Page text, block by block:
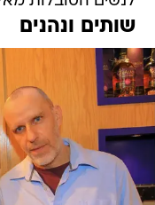
שותים ונהנים